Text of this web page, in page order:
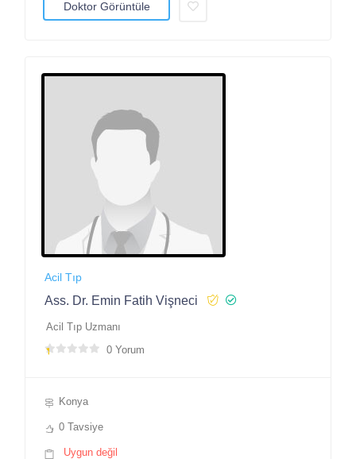
Doktor Görüntüle
Acil Tıp
Ass. Dr. Emin Fatih Vişneci
Acil Tıp Uzmanı
0 Yorum
Konya
0 Tavsiye
Uygun değil